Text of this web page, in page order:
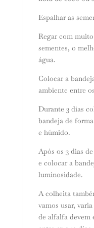
Espalhar as
Regar com
sementes, o
água.
Colocar a
ambiente entre
Durante 3 dias
bandeja de
e húmido.
Após os 3 dias
e colocar a
luminosidade.
A colheita
vamos usar, varia
de alfalfa devem